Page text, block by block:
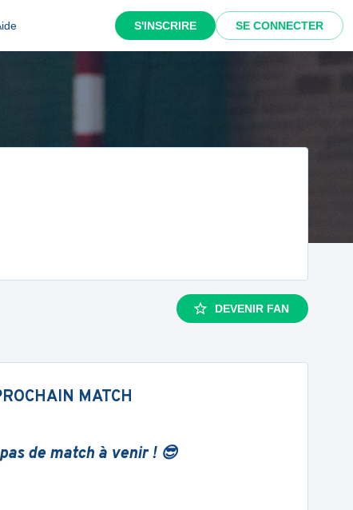
S'INSCRIRE SE CONNECTER
DEVENIR FAN
MATCH
de match à venir ! 😎